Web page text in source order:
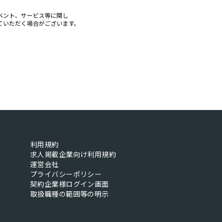
ト、サービス等に関し
ただく場合がございます。
利用規約
求人掲載企業向け利用規約
運営会社
プライバシーポリシー
契約企業様ログイン画面
取扱職種の範囲等の明示